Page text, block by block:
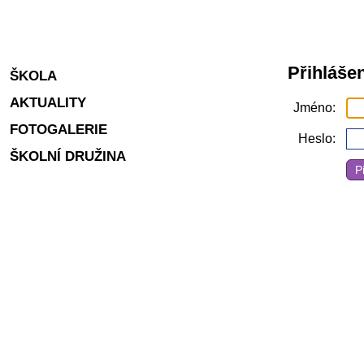
Jméno
Heslo
ŠKOLA
AKTUALITY
FOTOGALERIE
ŠKOLNÍ DRUŽINA